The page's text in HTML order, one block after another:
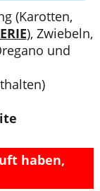
(Karotten,
), Zwiebeln,
und
haben,